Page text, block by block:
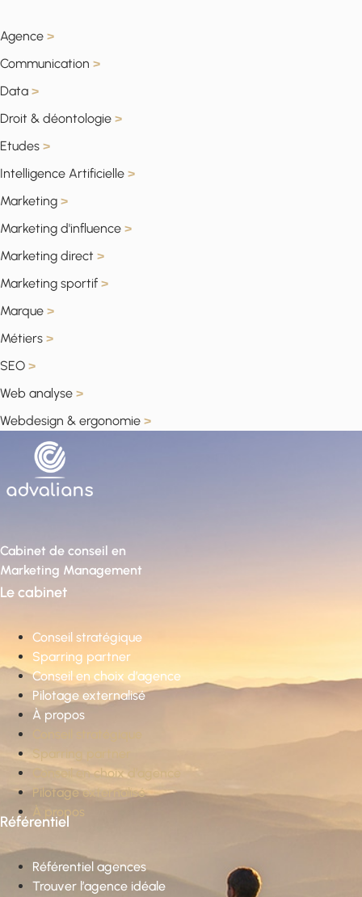
Agence >
Communication >
Data >
Droit & déontologie >
Etudes >
Intelligence Artificielle >
Marketing >
Marketing d'influence >
Marketing direct >
Marketing sportif >
Marque >
Métiers >
SEO >
Web analyse >
Webdesign & ergonomie >
Cabinet de conseil en
Marketing Management
Le cabinet
Conseil stratégique
Sparring partner
Conseil en choix d’agence
Pilotage externalisé
À propos
Conseil stratégique
Sparring partner
Conseil en choix d’agence
Pilotage externalisé
À propos
Référentiel
Référentiel agences
Trouver l’agence idéale